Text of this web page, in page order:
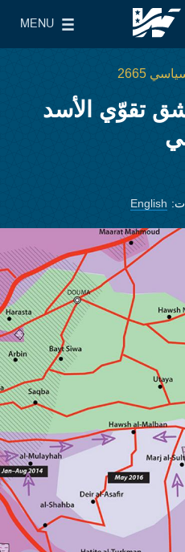
MENU
Main Menu
2665
تقوّي الأسد
English